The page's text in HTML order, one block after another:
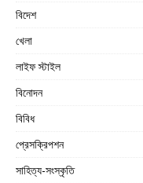
বিদেশ
খেলা
লাইফ স্টাইল
বিনোদন
বিবিধ
প্রেসক্রিপশন
সাহিত্য-সংস্কৃতি